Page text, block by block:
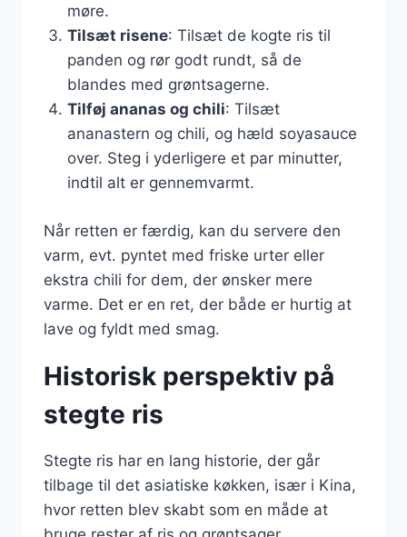
møre.
Tilsæt risene: Tilsæt de kogte ris til
panden og rør godt rundt, så de
blandes med grøntsagerne.
Tilføj ananas og chili: Tilsæt
ananastern og chili, og hæld soyasauce
over. Steg i yderligere et par minutter,
indtil alt er gennemvarmt.
Når retten er færdig, kan du servere den
varm, evt. pyntet med friske urter eller
ekstra chili for dem, der ønsker mere
varme. Det er en ret, der både er hurtig at
lave og fyldt med smag.
Historisk perspektiv på
stegte ris
Stegte ris har en lang historie, der går
tilbage til det asiatiske køkken, især i Kina,
hvor retten blev skabt som en måde at